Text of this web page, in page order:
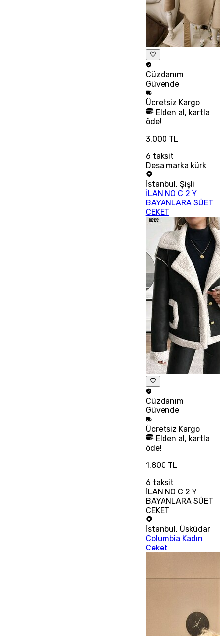
Cüzdanım
Güvende
Ücretsiz Kargo
Elden al, kartla
öde!
3.000 TL
6 taksit
Desa marka kürk
İstanbul, Şişli
İLAN NO C 2 Y
BAYANLARA SÜET
CEKET
Cüzdanım
Güvende
Ücretsiz Kargo
Elden al, kartla
öde!
1.800 TL
6 taksit
İLAN NO C 2 Y
BAYANLARA SÜET
CEKET
İstanbul, Üsküdar
Columbia Kadın
Ceket